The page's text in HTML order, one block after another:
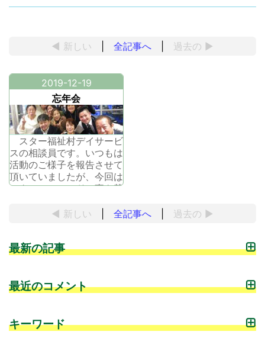
◀ 新しい 全記事へ 過去の ▶
2019-12-19
忘年会
スター福祉村デイサービ
スの相談員です。いつもは
活動のご様子を報告させて
頂いていましたが、今回は
スターフィールドの事を載
イトルでお察しの通り、某
年の頑張りをねぎらって下
た雰囲気に楽
◀ 新しい 全記事へ 過去の ▶
最新の記事
最近のコメント
キーワード